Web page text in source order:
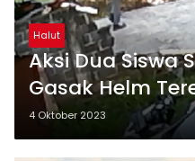
Halut
Aksi Dua Siswa
Gasak Helm
4 Oktober 2023